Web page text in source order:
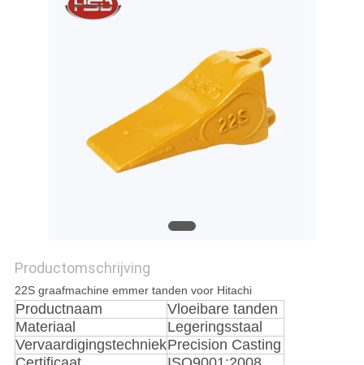
Productomschrijving
22S graafmachine emmer tanden voor Hitachi
Productnaam
Vloeibare tanden
Materiaal
Legeringsstaal
VervaardigingstechniekPrecision Casting